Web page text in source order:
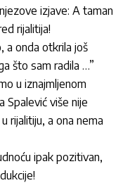
izjave: A taman
rijalitija!
a onda otkrila još
što sam radila …”
u iznajmljenom
Spalević više nije
rijalitiju, a ona nema
ipak pozitivan,